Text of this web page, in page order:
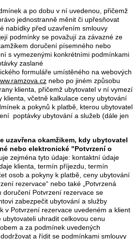
a po dobu v ní uvedenou, přičemž
jednostranně měnit či upřesňovat
nabídky před uzavřením smlouvy
podmínky se považují za závazné ze
doručení písemného nebo
s vymezenými konkrétními podmínkami
zaslané
formuláře umístěného na webových
nebo po jiném způsobu
klienta, přičemž ubytovatel v ní vymezí
klienta, včetně kalkulace ceny ubytování
a pokynů k platbě, kterou ubytovatel
poptávky ubytování a služeb (dále jen
uzavřena okamžikem, kdy ubytovatel
nebo elektronické "Potvrzení o
zejména tyto údaje: kontaktní údaje
klienta, termín příjezdu, termín
osob a pokyny k platbě, ceny ubytování
rezervace“ nebo také „Potvrzená
doručení Potvrzení rezervace se
zabezpečit ubytování a služby
v Potvrzení rezervace uvedeném a klient
uhradit celkovou cenu
a za podmínek uvedených
a řídit se podmínkami smlouvy